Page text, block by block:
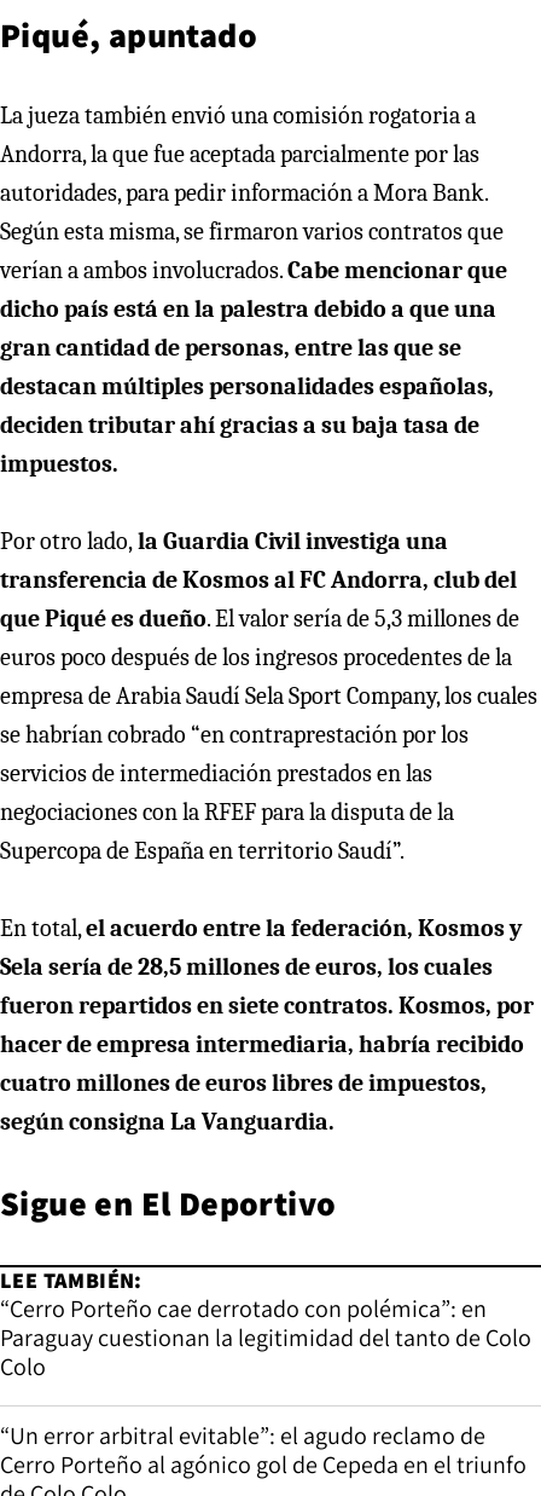
Piqué, apuntado
La jueza también envió una comisión rogatoria a
Andorra, la que fue aceptada parcialmente por las
autoridades, para pedir información a Mora Bank.
Según esta misma, se firmaron varios contratos que
verían a ambos involucrados.Cabe mencionar que
dicho país está en la palestra debido a que una
gran cantidad de personas, entre las que se
destacan múltiples personalidades españolas,
deciden tributar ahí gracias a su baja tasa de
impuestos.
Por otro lado,la Guardia Civil investiga una
transferencia de Kosmos al FC Andorra, club del
que Piqué es dueño. El valor sería de 5,3 millones de
euros poco después de los ingresos procedentes de la
empresa de Arabia Saudí Sela Sport Company, los cuales
se habrían cobrado “en contraprestación por los
servicios de intermediación prestados en las
negociaciones con la RFEF para la disputa de la
Supercopa de España en territorio Saudí”.
En total,el acuerdo entre la federación, Kosmos y
Sela sería de 28,5 millones de euros, los cuales
fueron repartidos en siete contratos. Kosmos, por
hacer de empresa intermediaria, habría recibido
cuatro millones de euros libres de impuestos,
según consigna La Vanguardia.
Sigue en El Deportivo
LEE TAMBIÉN:
“Cerro Porteño cae derrotado con polémica”: en
Paraguay cuestionan la legitimidad del tanto de Colo
Colo
“Un error arbitral evitable”: el agudo reclamo de
Cerro Porteño al agónico gol de Cepeda en el triunfo